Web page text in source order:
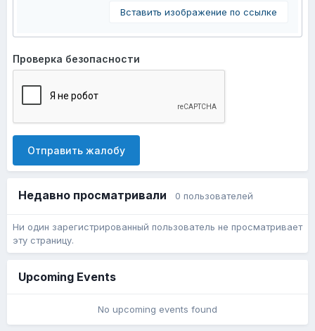
Вставить изображение по ссылке
Проверка безопасности
Отправить жалобу
Недавно просматривали 0 пользователей
Ни один зарегистрированный пользователь не просматривает
эту страницу.
Upcoming Events
No upcoming events found